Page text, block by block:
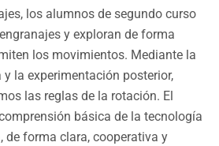
los alumnos de segundo curso
y exploran de forma
los movimientos. Mediante la
la experimentación posterior,
las reglas de la rotación. El
básica de la tecnología
de forma clara, cooperativa y